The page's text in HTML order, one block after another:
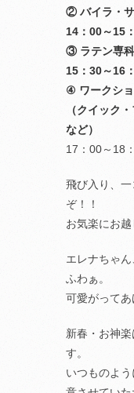
② バイラ・
14：00～15
③ ラテン専
15：30～16
④ ワークシ
（クイック
など）
17：00～18
飛び入り、
ぞ！！
お気楽にお越
エレナちゃん
ふわぁ。
可愛がってあ
新春・お神
す。
いつものよ